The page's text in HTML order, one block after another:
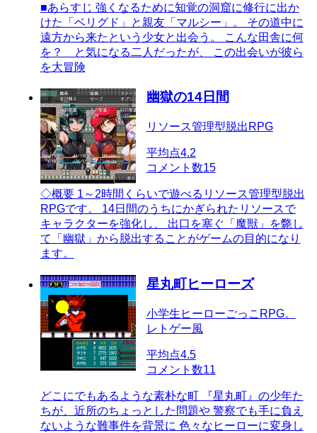
■あらすじ 強くなるために知覚の洞窟に修行に出か
けた「ベリグド」と親友「マルシー」。 その道中に
遠方から来たという少女と出会う。 こんな田舎に何
を？ と気になる二人だったが、 この出会いが彼ら
を大冒険
幽獄の14日間
リソース管理型脱出RPG
平均点4.2
コメント数15
◇概要 1～2時間くらいで遊べるリソース管理型脱出
RPGです。 14日間のうちにかぎられたリソースで
キャラクターを強化し、 出口を塞ぐ「魔獣」を斃し
て「幽獄」から脱出することがゲームの目的になり
ます。
星丸町ヒーローズ
小学生ヒーローごっこRPG。
レトゲー風
平均点4.5
コメント数11
どこにでもあるような素朴な町 『星丸町』の少年た
ちが、近所のちょっとした問題や 警察でも手に負え
ないような難事件を背景に 色々なヒーローに変身し